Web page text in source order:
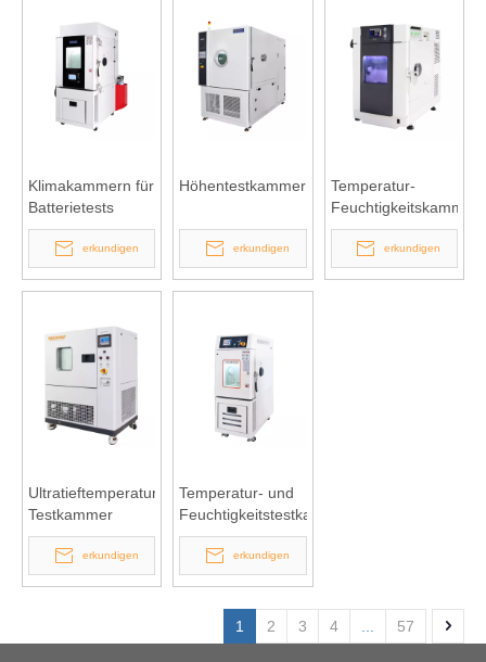
Klimakammern für
Batterietests
erkundigen
Höhentestkammer
erkundigen
Temperatur-
Feuchtigkeitskammer
vom Tischmodell
erkundigen
Ultratieftemperatur-
Testkammer
erkundigen
Temperatur- und
Feuchtigkeitstestkammer
erkundigen
1 2 3 4 57